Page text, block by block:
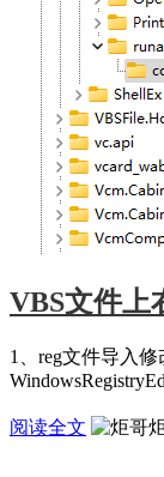
VBS文件上
1、reg文件导入
阅读全文